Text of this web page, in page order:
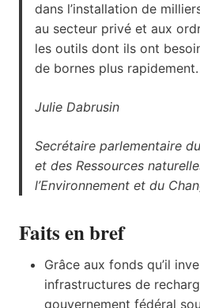
dans l’installation de
au secteur privé et aux
les outils dont ils ont
de bornes plus
Julie Dabrusin
Secrétaire parlementaire
et des Ressources
l’Environnement et du
Faits en bref
Grâce aux fonds qu’il
infrastructures de
gouvernement fédéral